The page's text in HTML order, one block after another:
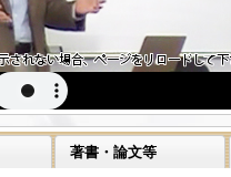
著書・論文等